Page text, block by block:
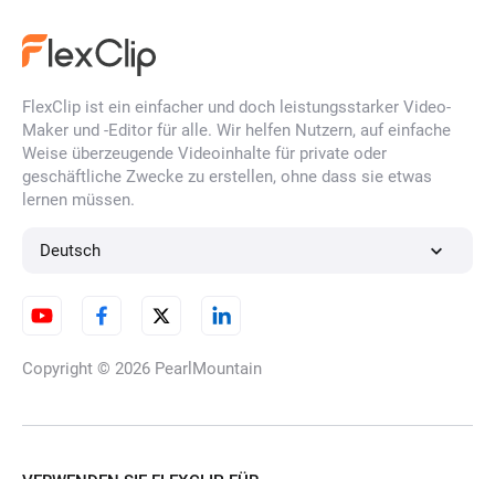
FlexClip ist ein einfacher und doch leistungsstarker Video-
Maker und -Editor für alle. Wir helfen Nutzern, auf einfache
Weise überzeugende Videoinhalte für private oder
geschäftliche Zwecke zu erstellen, ohne dass sie etwas
lernen müssen.
Deutsch
Copyright © 2026 PearlMountain